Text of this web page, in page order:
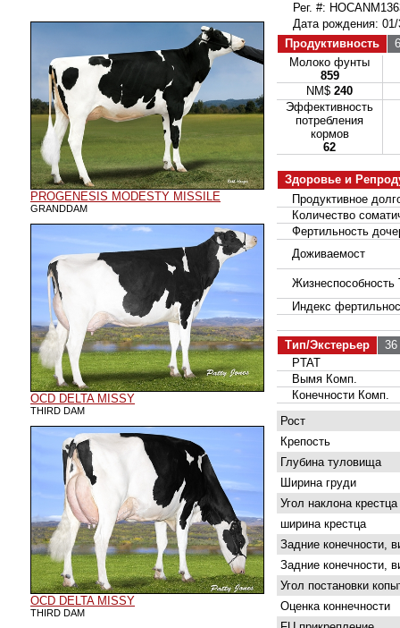
PROGENESIS MODESTY MISSILE
GRANDDAM
OCD DELTA MISSY
THIRD DAM
OCD DELTA MISSY
THIRD DAM
Рег. #:
Дата рождения: 01/
Продуктивность
Молоко фунты
859
NM$ 240
Эффективность
потребления
кормов
62
Здоровье и
Продуктивное
Количество
Фертильность
Доживаемост
Жизнеспособность
Индекс
Тип/Экстерьер
36
PTAT
Вымя Комп.
Конечности Комп.
Рост
Крепость
Глубина туловища
Ширина груди
Угол наклона крестца
ширина крестца
Задние конечности,
Задние конечности,
Угол постановки
Оценка коннечности